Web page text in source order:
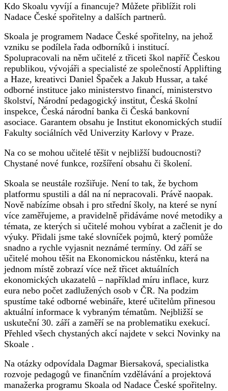
Kdo Skoalu vyvíjí a financuje? Můžete přiblížit roli
Nadace České spořitelny a dalších partnerů.
Skoala je programem Nadace České spořitelny, na jehož
vzniku se podílela řada odborníků i institucí.
Spolupracovali na něm učitelé z třiceti škol napříč Českou
republikou, vývojáři a specialisté ze společností Applifting
a Haze, kreativci Daniel Špaček a Jakub Hussar, a také
odborné instituce jako ministerstvo financí, ministerstvo
školství, Národní pedagogický institut, Česká školní
inspekce, Česká národní banka či Česká bankovní
asociace. Garantem obsahu je Institut ekonomických studií
Fakulty sociálních věd Univerzity Karlovy v Praze.
Na co se mohou učitelé těšit v nejbližší budoucnosti?
Chystané nové funkce, rozšíření obsahu či školení.
Skoala se neustále rozšiřuje. Není to tak, že bychom
platformu spustili a dál na ní nepracovali. Právě naopak.
Nově nabízíme obsah i pro střední školy, na které se nyní
více zaměřujeme, a pravidelně přidáváme nové metodiky a
témata, ze kterých si učitelé mohou vybírat a začlenit je do
výuky. Přidali jsme také slovníček pojmů, který pomůže
snadno a rychle vyjasnit neznámé termíny. Od září se
učitelé mohou těšit na Ekonomickou nástěnku, která na
jednom místě zobrazí více než třicet aktuálních
ekonomických ukazatelů – například míru inflace, kurz
eura nebo počet zadlužených osob v ČR. Na podzim
spustíme také odborné webináře, které učitelům přinesou
aktuální informace k vybraným tématům. Nejbližší se
uskuteční 30. září a zaměří se na problematiku exekucí.
Přehled všech chystaných akcí najdete v sekci Novinky na
Skoale .
Na otázky odpovídala Dagmar Biersaková, specialistka
rozvoje pedagogů ve finančním vzdělávání a projektová
manažerka programu Skoala od Nadace České spořitelny.